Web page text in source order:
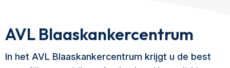
AVL Blaaskankercentrum
In het AVL Blaaskankercentrum krijgt u de best